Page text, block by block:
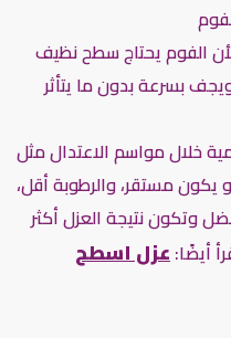
لأن الفوم يحتاج سطح نظيف
بسرعة بدون ما يتأثر
خلال مواسم الاعتدال مثل
يكون مستقر، والرطوبة أقل،
وتكون نتيجة العزل أكثر
أيضًا:عزل اسطح